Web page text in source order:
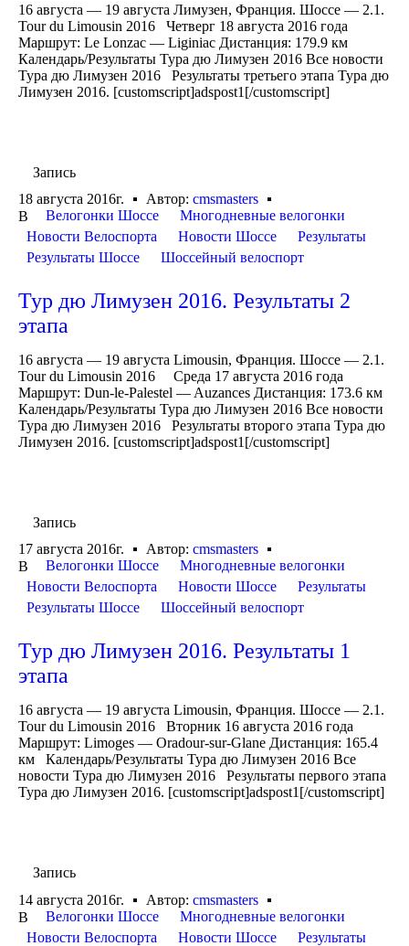
16 августа — 19 августа Лимузен, Франция. Шоссе — 2.1.
Tour du Limousin 2016 Четверг 18 августа 2016 года
Маршрут: Le Lonzac — Liginiac Дистанция: 179.9 км
Календарь/Результаты Тура дю Лимузен 2016 Все новости
Тура дю Лимузен 2016 Результаты третьего этапа Тура дю
Лимузен 2016. [customscript]adspost1[/customscript]
Запись
18 августа 2016г.
Автор: cmsmasters
В
Велогонки Шоссе
Многодневные велогонки
Новости Велоспорта
Новости Шоссе
Результаты
Результаты Шоссе
Шоссейный велоспорт
Тур дю Лимузен 2016. Результаты 2
этапа
16 августа — 19 августа Limousin, Франция. Шоссе — 2.1.
Tour du Limousin 2016 Среда 17 августа 2016 года
Маршрут: Dun-le-Palestel — Auzances Дистанция: 173.6 км
Календарь/Результаты Тура дю Лимузен 2016 Все новости
Тура дю Лимузен 2016 Результаты второго этапа Тура дю
Лимузен 2016. [customscript]adspost1[/customscript]
Запись
17 августа 2016г.
Автор: cmsmasters
В
Велогонки Шоссе
Многодневные велогонки
Новости Велоспорта
Новости Шоссе
Результаты
Результаты Шоссе
Шоссейный велоспорт
Тур дю Лимузен 2016. Результаты 1
этапа
16 августа — 19 августа Limousin, Франция. Шоссе — 2.1.
Tour du Limousin 2016 Вторник 16 августа 2016 года
Маршрут: Limoges — Oradour-sur-Glane Дистанция: 165.4
км Календарь/Результаты Тура дю Лимузен 2016 Все
новости Тура дю Лимузен 2016 Результаты первого этапа
Тура дю Лимузен 2016. [customscript]adspost1[/customscript]
Запись
14 августа 2016г.
Автор: cmsmasters
В
Велогонки Шоссе
Многодневные велогонки
Новости Велоспорта
Новости Шоссе
Результаты